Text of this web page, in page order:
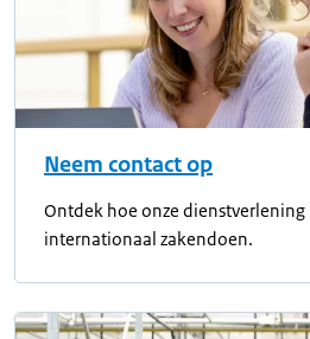
Neem contact op
Ontdek hoe onze
internationaal zakendoen.